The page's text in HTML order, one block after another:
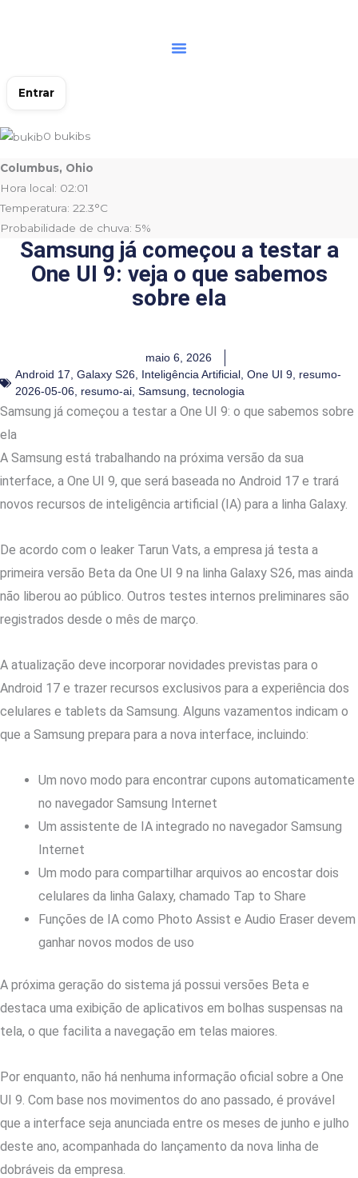
Entrar
0 bukibs
Columbus, Ohio
Hora local: 02:01
Temperatura: 22.3°C
Probabilidade de chuva: 5%
Samsung já começou a testar a
One UI 9: veja o que sabemos
sobre ela
maio 6, 2026
Android 17 Galaxy S26 Inteligência Artificial One UI 9 resumo-
2026-05-06 resumo-ai Samsung tecnologia
Samsung já começou a testar a One UI 9: o que sabemos sobre
ela
A Samsung está trabalhando na próxima versão da sua
interface, a One UI 9, que será baseada no Android 17 e trará
novos recursos de inteligência artificial (IA) para a linha Galaxy.
De acordo com o leaker Tarun Vats, a empresa já testa a
primeira versão Beta da One UI 9 na linha Galaxy S26, mas ainda
não liberou ao público. Outros testes internos preliminares são
registrados desde o mês de março.
A atualização deve incorporar novidades previstas para o
Android 17 e trazer recursos exclusivos para a experiência dos
celulares e tablets da Samsung. Alguns vazamentos indicam o
que a Samsung prepara para a nova interface, incluindo:
Um novo modo para encontrar cupons automaticamente
no navegador Samsung Internet
Um assistente de IA integrado no navegador Samsung
Internet
Um modo para compartilhar arquivos ao encostar dois
celulares da linha Galaxy, chamado Tap to Share
Funções de IA como Photo Assist e Audio Eraser devem
ganhar novos modos de uso
A próxima geração do sistema já possui versões Beta e
destaca uma exibição de aplicativos em bolhas suspensas na
tela, o que facilita a navegação em telas maiores.
Por enquanto, não há nenhuma informação oficial sobre a One
UI 9. Com base nos movimentos do ano passado, é provável
que a interface seja anunciada entre os meses de junho e julho
deste ano, acompanhada do lançamento da nova linha de
dobráveis da empresa.